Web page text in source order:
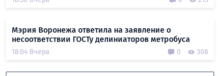
Мэрия Воронежа ответила на заявление о
несоответствии ГОСТу делиниаторов метробуса
18:04 Вчера 0 308